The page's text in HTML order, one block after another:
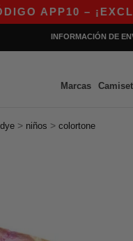
–
INFORMACIÓN DE
Marcas
> niños > colortone